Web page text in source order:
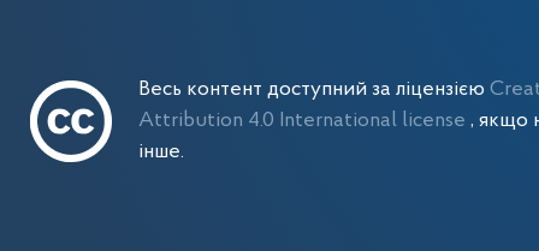
Весь контент доступний за ліцензією
Attribution 4.0 International license , якщо
інше.